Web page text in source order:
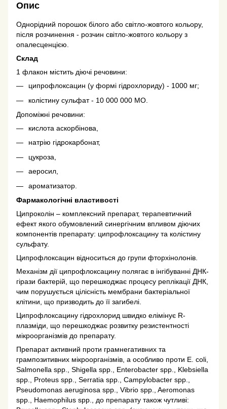
Опис
Однорідний порошок білого або світло-жовтого кольору,
після розчинення - розчин світло-жовтого кольору з
опалесценцією.
Склад
1 флакон містить діючі речовини:
ципрофлоксацин (у формі гідрохлориду) - 1000 мг;
колістину сульфат - 10 000 000 МО.
Допоміжні речовини:
кислота аскорбінова,
натрію гідрокарбонат,
цукроза,
аеросил,
ароматизатор.
Фармакологічні властивості
Ципроколін – комплексний препарат, терапевтичний
ефект якого обумовлений синергічним впливом діючих
компонентів препарату: ципрофлоксацину та колістину
сульфату.
Ципрофлоксацин відноситься до групи фторхінолонів.
Механізм дії ципрофлоксацину полягає в інгібуванні ДНК-
гірази бактерій, що перешкоджає процесу реплікації ДНК,
чим порушується цілісність мембрани бактеріальної
клітини, що призводить до її загибелі.
Ципрофлоксацину гідрохлорид швидко елімінує R-
плазміди, що перешкоджає розвитку резистентності
мікроорганізмів до препарату.
Препарат активний проти грамнегативних та
грампозитивних мікроорганізмів, а особливо проти Е. coli,
Salmonella spp., Shigella spp., Enterobacter spp., Klebsiella
spp., Proteus spp., Serratia spp., Campylobacter spp.,
Pseudomonas aeruginosa spp., Vibrio spp., Aeromonas
spp., Haemophilus spp., до препарату також чутливі: